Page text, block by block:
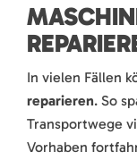
In vielen Fällen
reparieren. So
Transportwege
Vorhaben